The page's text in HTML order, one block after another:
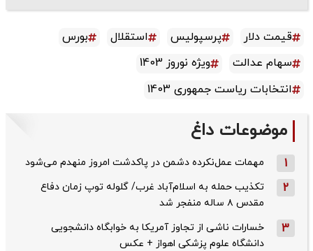
قیمت دلار پرسپولیس استقلال
بورس
سهام عدالت
ویژه نوروز 1403
انتخابات ریاست جمهوری 1403
موضوعات داغ
1 مهمات عمل‌نکرده دشمن در پاکدشت امروز منهدم می‌شود
2
تکذیب حمله به اسلام‌آباد غرب/ گلوله توپ زمان دفاع
مقدس ۸ ساله منفجر شد
3
خسارات ناشی از تجاوز آمریکا به خوابگاه دانشجویی
دانشگاه علوم پزشکی اهواز + عکس